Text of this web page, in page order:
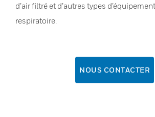
d’air filtré et d’autres types
respiratoire.
NOUS CONTACTER